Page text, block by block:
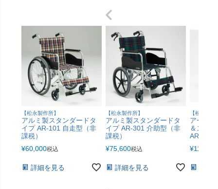
【松永製作所】
アルミ製スタンダードタ
イプ AR-101 自走型（非
課税）
¥60,000税込
詳細を見る
【松永製作所】
アルミ製スタンダードタ
イプ AR-301 介助型（非
課税）
¥75,600税込
詳細を見る
【松永製
アーム
＆スイ
AR-501
¥110,400